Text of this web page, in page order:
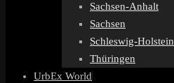
Sachsen-Anhalt
Sachsen
Schleswig-Holstein
Thüringen
UrbEx World